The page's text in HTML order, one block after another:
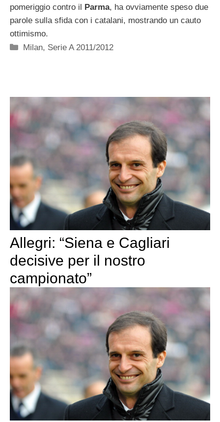
pomeriggio contro il
Parma, ha ovviamente speso due
parole sulla sfida con i catalani, mostrando un cauto
ottimismo.
Categorie
Milan, Serie A 2011/2012
Allegri: “Siena e Cagliari
decisive per il nostro
campionato”